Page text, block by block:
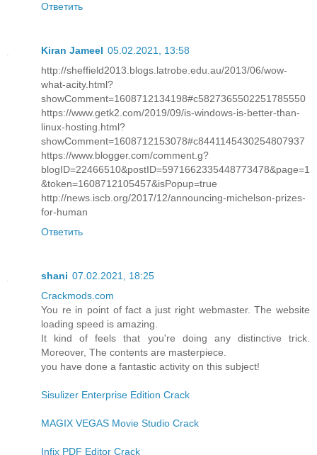
Ответить
Kiran Jameel 05.02.2021, 13:58
http://sheffield2013.blogs.latrobe.edu.au/2013/06/wow-
what-acity.html?
showComment=1608712134198#c5827365502251785550
https://www.getk2.com/2019/09/is-windows-is-better-than-
linux-hosting.html?
showComment=1608712153078#c8441145430254807937
https://www.blogger.com/comment.g?
blogID=22466510&postID=5971662335448773478&page=1
&token=1608712105457&isPopup=true
http://news.iscb.org/2017/12/announcing-michelson-prizes-
for-human
Ответить
shani 07.02.2021, 18:25
Crackmods.com
You re in point of fact a just right webmaster. The website
loading speed is amazing.
It kind of feels that you're doing any distinctive trick.
Moreover, The contents are masterpiece.
you have done a fantastic activity on this subject!
Sisulizer Enterprise Edition Crack
MAGIX VEGAS Movie Studio Crack
Infix PDF Editor Crack